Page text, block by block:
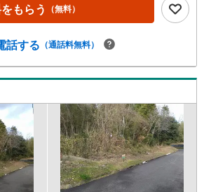
もらう （無料）
話する （通話料無料）